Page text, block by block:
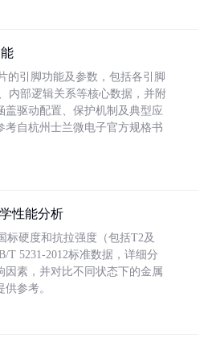
的引脚功能及参数，包括各引脚
内部逻辑关系等核心数据，并附
盖驱动配置、保护机制及典型应
考自杭州士兰微电子官方规格书
性能分析
标硬度和抗拉强度（包括T2及
T 5231-2012标准数据，详细分
因素，并对比不同状态下的金属
参考。